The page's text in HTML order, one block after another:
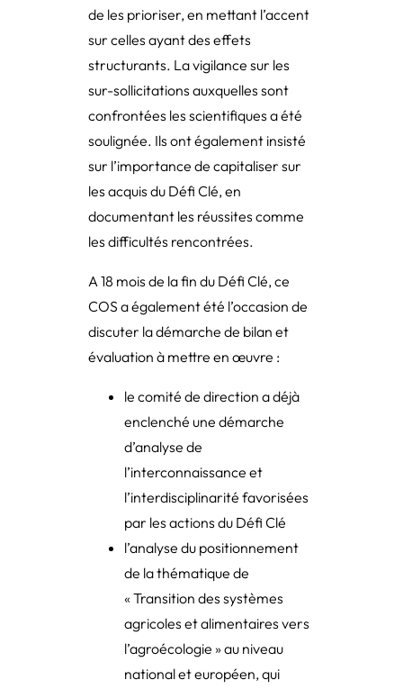
de les prioriser, en mettant l’accent
sur celles ayant des effets
structurants. La vigilance sur les
sur-sollicitations auxquelles sont
confrontées les scientifiques a été
soulignée. Ils ont également insisté
sur l’importance de capitaliser sur
les acquis du Défi Clé, en
documentant les réussites comme
les difficultés rencontrées.
A 18 mois de la fin du Défi Clé, ce
COS a également été l’occasion de
discuter la démarche de bilan et
évaluation à mettre en œuvre :
le comité de direction a déjà
enclenché une démarche
d’analyse de
l’interconnaissance et
l’interdisciplinarité favorisées
par les actions du Défi Clé
l’analyse du positionnement
de la thématique de
« Transition des systèmes
agricoles et alimentaires vers
l’agroécologie » au niveau
national et européen, qui